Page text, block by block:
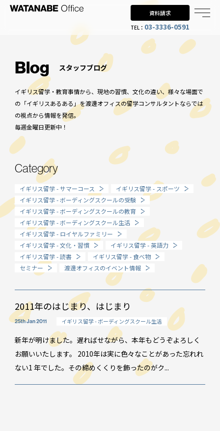
資料請求
TEL： 03-3336-0591
Why UK?
なぜイギリス留学？
Why WO?
渡邊オフィスを選ぶ理由
Planning
When?
年齢で選ぶ留学
How long?
期間で選ぶ留学
イベント情報
Blog スタッフブログ
イギリス留学・教育事情から、現地の習慣、文化の違い、様々な場面で
の「イギリスあるある」を渡邊オフィスの留学コンサルタントならでは
の視点から情報を発信。
毎週金曜日更新中！
Category
イギリス留学 - サマーコース
イギリス留学 - スポーツ
イギリス留学 - ボーディングスクールの受験
イギリス留学 - ボーディングスクールの教育
イギリス留学 - ボーディングスクール生活
イギリス留学 - ロイヤルファミリー
イギリス留学 - 文化・習慣
イギリス留学 - 英語力
イギリス留学 - 読書
イギリス留学 - 食べ物
セミナー
渡邊オフィスのイベント情報
2011年のはじまり、はじまり
25th Jan 2011 イギリス留学 - ボーディングスクール生活
新年が明けました。遅ればせながら、本年もどうぞよろしく
お願いいたします。 2010年は実に色々なことがあった忘れれ
ない1 年でした。その締めくくりを飾ったのがク...